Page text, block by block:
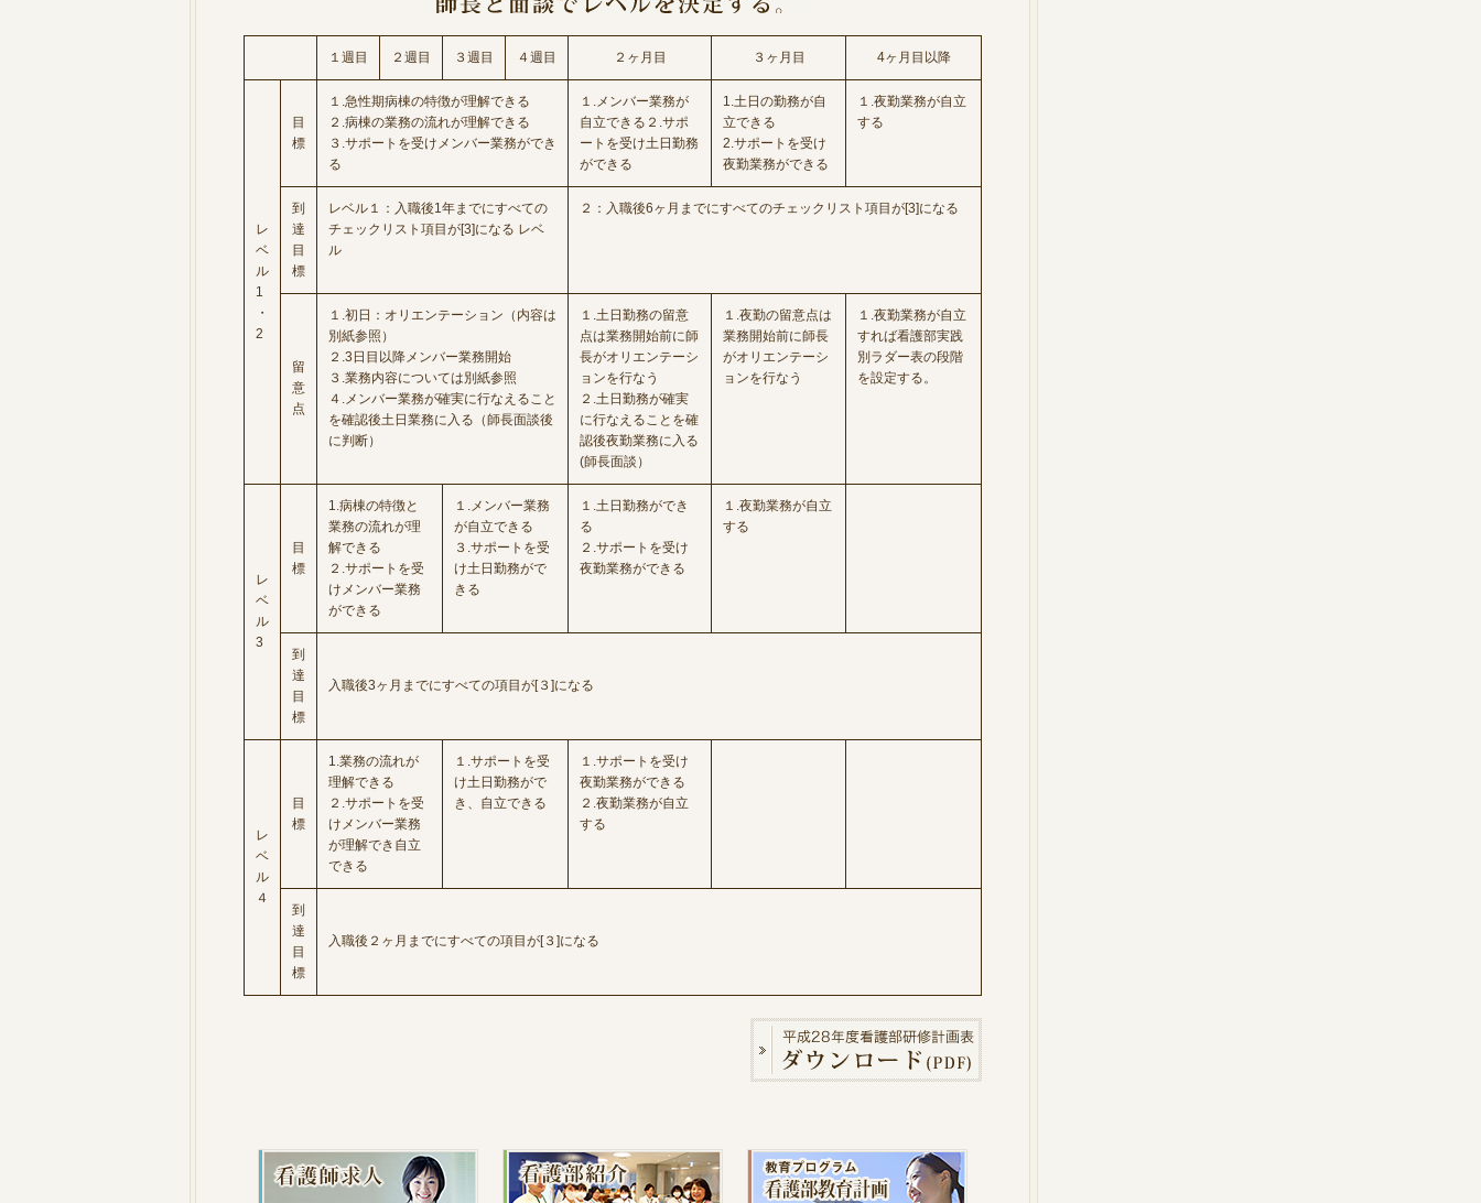
１週目 ２週目 ３週目 ４週目 ２ヶ月目 ３ヶ月目 4ヶ月目以降
レ
ベ
ル
1
・
2
目
標
１.急性期病棟の特徴が理解できる
２.病棟の業務の流れが理解できる
３.サポートを受けメンバー業務ができ
る
１.メンバー業務が
自立できる２.サポ
ートを受け土日勤務
ができる
1.土日の勤務が自
立できる
2.サポートを受け
夜勤業務ができる
１.夜勤業務が自立
する
到
達
目
標
レベル１：入職後1年までにすべての
チェックリスト項目が[3]になる レベ
ル
２：入職後6ヶ月までにすべてのチェックリスト項目が[3]になる
留
意
点
１.初日：オリエンテーション（内容は
別紙参照）
２.3日目以降メンバー業務開始
３.業務内容については別紙参照
４.メンバー業務が確実に行なえること
を確認後土日業務に入る（師長面談後
に判断）
１.土日勤務の留意
点は業務開始前に師
長がオリエンテーシ
ョンを行なう
２.土日勤務が確実
に行なえることを確
認後夜勤業務に入る
(師長面談）
１.夜勤の留意点は
業務開始前に師長
がオリエンテーシ
ョンを行なう
１.夜勤業務が自立
すれば看護部実践
別ラダー表の段階
を設定する。
レ
ベ
ル
3
目
標
1.病棟の特徴と
業務の流れが理
解できる
２.サポートを受
けメンバー業務
ができる
１.メンバー業務
が自立できる
３.サポートを受
け土日勤務がで
きる
１.土日勤務ができ
る
２.サポートを受け
夜勤業務ができる
１.夜勤業務が自立
する
到
達
目
標
入職後3ヶ月までにすべての項目が[３]になる
レ
ベ
ル
４
目
標
1.業務の流れが
理解できる
２.サポートを受
けメンバー業務
が理解でき自立
できる
１.サポートを受
け土日勤務がで
き、自立できる
１.サポートを受け
夜勤業務ができる
２.夜勤業務が自立
する
到
達
目
標
入職後２ヶ月までにすべての項目が[３]になる